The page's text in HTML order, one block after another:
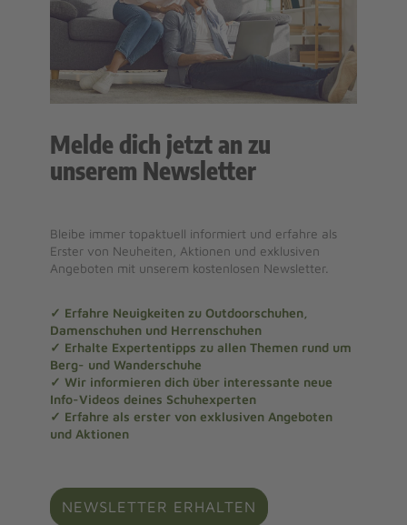
Melde dich jetzt an zu
unserem Newsletter
Bleibe immer topaktuell informiert und erfahre als
Erster von Neuheiten, Aktionen und exklusiven
Angeboten mit unserem kostenlosen Newsletter.
✓ Erfahre Neuigkeiten zu Outdoorschuhen,
Damenschuhen und Herrenschuhen
✓ Erhalte Expertentipps zu allen Themen rund um
Berg- und Wanderschuhe
✓ Wir informieren dich über interessante neue
Info-Videos deines Schuhexperten
✓ Erfahre als erster von exklusiven Angeboten
und Aktionen
NEWSLETTER ERHALTEN